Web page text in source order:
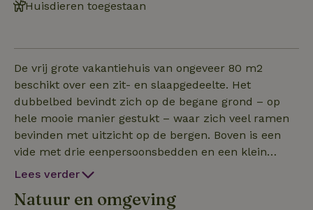
Huisdieren toegestaan
De vrij grote vakantiehuis van ongeveer 80 m2
beschikt over een zit- en slaapgedeelte. Het
dubbelbed bevindt zich op de begane grond – op
hele mooie manier gestukt – waar zich veel ramen
bevinden met uitzicht op de bergen. Boven is een
vide met drie eenpersoonsbedden en een klein
balkon. Het interieur: het is eenvoudig, licht,
Lees verder
Natuur en omgeving